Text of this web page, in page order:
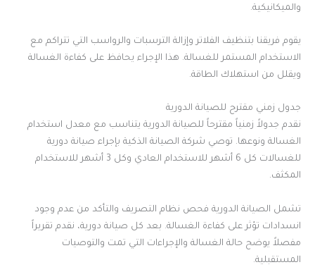
والميكانيكية.
يقوم فريقنا بتنظيف الفلاتر وإزالة الترسبات والرواسب التي تتراكم مع
الاستخدام المستمر للغسالة. هذا الإجراء يحافظ على كفاءة الغسالة
ويقلل من استهلاك الطاقة.
جدول زمني مقترح للصيانة الدورية
نقدم جدولاً زمنياً مقترحاً للصيانة الدورية يتناسب مع معدل استخدام
الغسالة ونوعها. توصي شركة الصيانة الذكية بإجراء صيانة دورية
للغسالات كل 6 أشهر للاستخدام العادي وكل 3 أشهر للاستخدام
المكثف.
تشمل الصيانة الدورية فحص نظام التصريف والتأكد من عدم وجود
انسدادات تؤثر على كفاءة الغسالة. بعد كل صيانة دورية، نقدم تقريراً
مفصلاً يوضح حالة الغسالة والإجراءات التي تمت والتوصيات
المستقبلية.